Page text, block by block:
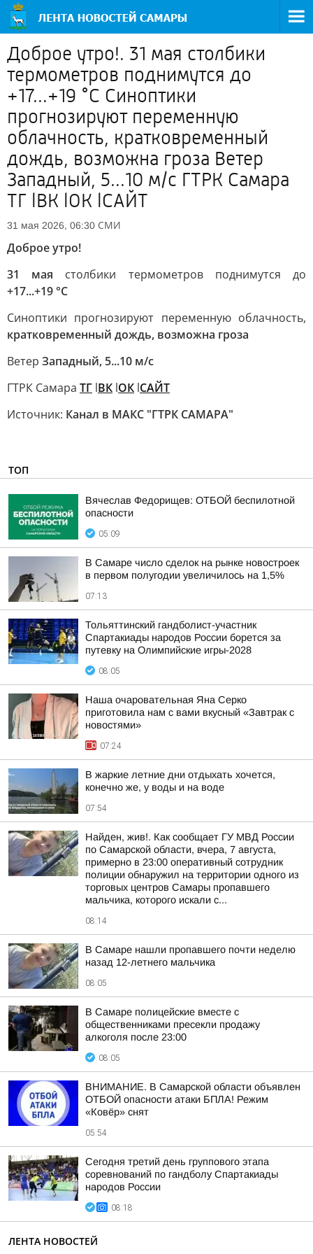
Доброе утро!. 31 мая столбики
термометров поднимутся до
+17...+19 °C Синоптики
прогнозируют переменную
облачность, кратковременный
дождь, возможна гроза Ветер
Западный, 5...10 м/с ГТРК Самара
ТГ lВК lОК lСАЙТ
31 мая 2026, 06:30 СМИ
Доброе утро!
31 мая столбики термометров поднимутся до
+17...+19 °C
Синоптики прогнозируют переменную облачность,
кратковременный дождь, возможна гроза
Ветер Западный, 5...10 м/с
ГТРК Самара ТГ lВК lОК lСАЙТ
Источник: Канал в МАКС "ГТРК САМАРА"
ТОП
Вячеслав Федорищев: ОТБОЙ беспилотной
опасности
05:09
В Самаре число сделок на рынке новостроек
в первом полугодии увеличилось на 1,5%
07:13
Тольяттинский гандболист-участник
Спартакиады народов России борется за
путевку на Олимпийские игры-2028
08:05
Наша очаровательная Яна Серко
приготовила нам с вами вкусный «Завтрак с
новостями»
07:24
В жаркие летние дни отдыхать хочется,
конечно же, у воды и на воде
07:54
Найден, жив!. Как сообщает ГУ МВД России
по Самарской области, вчера, 7 августа,
примерно в 23:00 оперативный сотрудник
полиции обнаружил на территории одного из
торговых центров Самары пропавшего
мальчика, которого искали с...
08:14
В Самаре нашли пропавшего почти неделю
назад 12-летнего мальчика
08:05
В Самаре полицейские вместе с
общественниками пресекли продажу
алкоголя после 23:00
08:05
ВНИМАНИЕ. В Самарской области объявлен
ОТБОЙ опасности атаки БПЛА! Режим
«Ковёр» снят
05:54
Сегодня третий день группового этапа
соревнований по гандболу Спартакиады
народов России
08:18
ЛЕНТА НОВОСТЕЙ